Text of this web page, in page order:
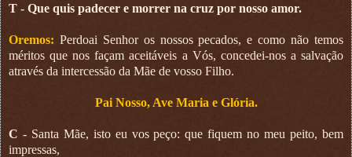
T - Que quis padecer e morrer na cruz por nosso amor.
Oremos: Perdoai Senhor os nossos pecados, e como não temos
méritos que nos façam aceitáveis a Vós, concedei-nos a salvação
através da intercessão da Mãe de vosso Filho.
Pai Nosso, Ave Maria e Glória.
C - Santa Mãe, isto eu vos peço: que fiquem no meu peito, bem
impressas,